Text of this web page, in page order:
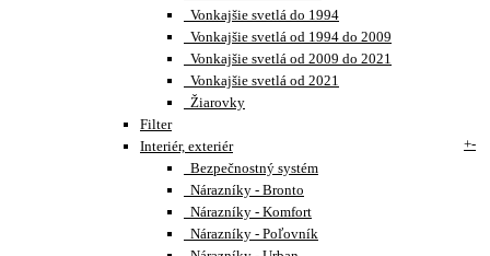
Vonkajšie svetlá do 1994
Vonkajšie svetlá od 1994 do 2009
Vonkajšie svetlá od 2009 do 2021
Vonkajšie svetlá od 2021
Žiarovky
Filter
Interiér, exteriér
+-
Bezpečnostný systém
Nárazníky - Bronto
Nárazníky - Komfort
Nárazníky - Poľovník